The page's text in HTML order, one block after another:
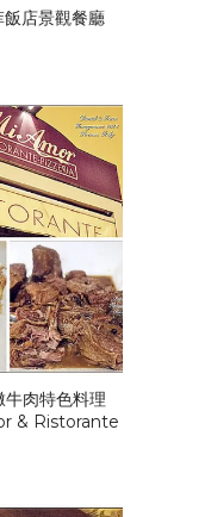
店景觀餐廳
肉特色料理
& Ristorante